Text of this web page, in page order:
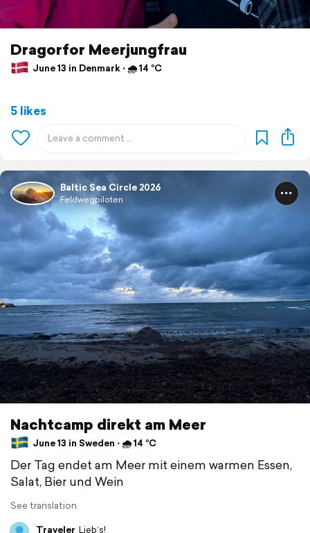
Dragorfor Meerjungfrau
June 13 in Denmark ⋅ 🌧 14 °C
5 likes
Baltic Sea Circle 2026
Feldwegpiloten
Nachtcamp direkt am Meer
June 13 in Sweden ⋅ 🌧 14 °C
Der Tag endet am Meer mit einem warmen Essen,
Salat, Bier und Wein
See translation
Traveler Lieb‘s!